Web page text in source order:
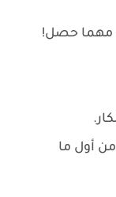
مهما حصل!
أول ما